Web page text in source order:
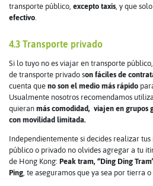
transporte público, excepto taxis , y que
efectivo
4.3 Transporte privado
Si lo tuyo no es viajar en transporte
de transporte privado son fáciles de
cuenta que no son el medio más rápido
Usualmente nosotros recomendamos
quieran más comodidad, viajen en grupos
con movilidad limitada.
Independientemente si decides realizar
público o privado no olvides agregar a tu
de Hong Kong: Peak tram, “Ding Ding
Ping , te aseguramos que ya sea por tierra